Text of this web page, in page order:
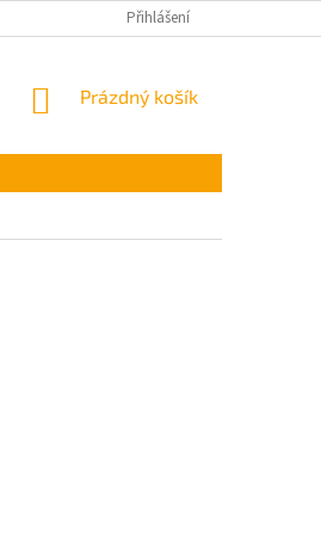
Přihlášení
NÁKUPNÍ
Prázdný košík